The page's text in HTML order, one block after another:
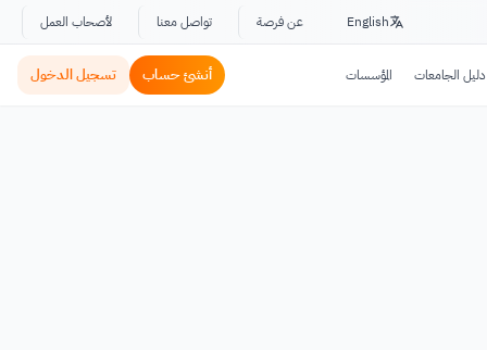
English عن فرصة تواصل معنا لأصحاب العمل
دليل الجامعات المؤسسات أنشئ حساب تسجيل الدخول